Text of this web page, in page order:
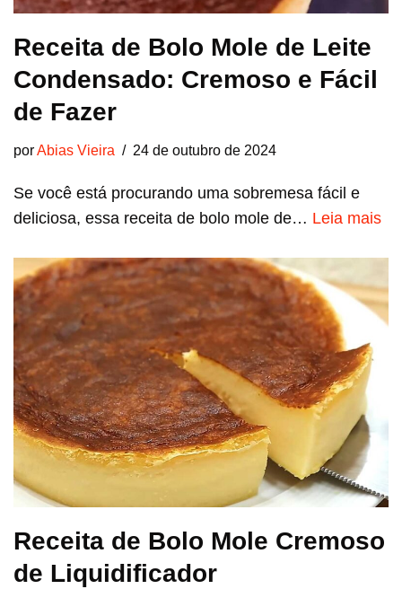
Receita de Bolo Mole de Leite
Condensado: Cremoso e Fácil
de Fazer
porAbias Vieira 24 de outubro de 2024
Se você está procurando uma sobremesa fácil e
deliciosa, essa receita de bolo mole de… Leia mais
Receita de Bolo Mole Cremoso
de Liquidificador